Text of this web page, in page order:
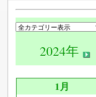
2024年
1月